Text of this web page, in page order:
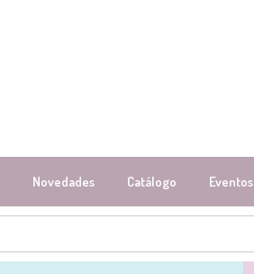
Novedades Catálogo Eventos